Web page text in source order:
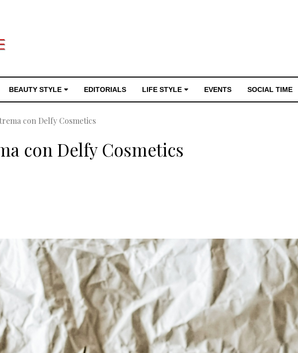
BEAUTY STYLE EDITORIALS LIFE STYLE EVENTS SOCIAL TIME
con Delfy Cosmetics
con Delfy Cosmetics